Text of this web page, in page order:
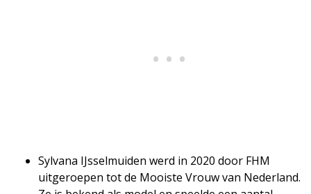
Sylvana IJsselmuiden werd in 2020 door FHM
uitgeroepen tot de Mooiste Vrouw van Nederland.